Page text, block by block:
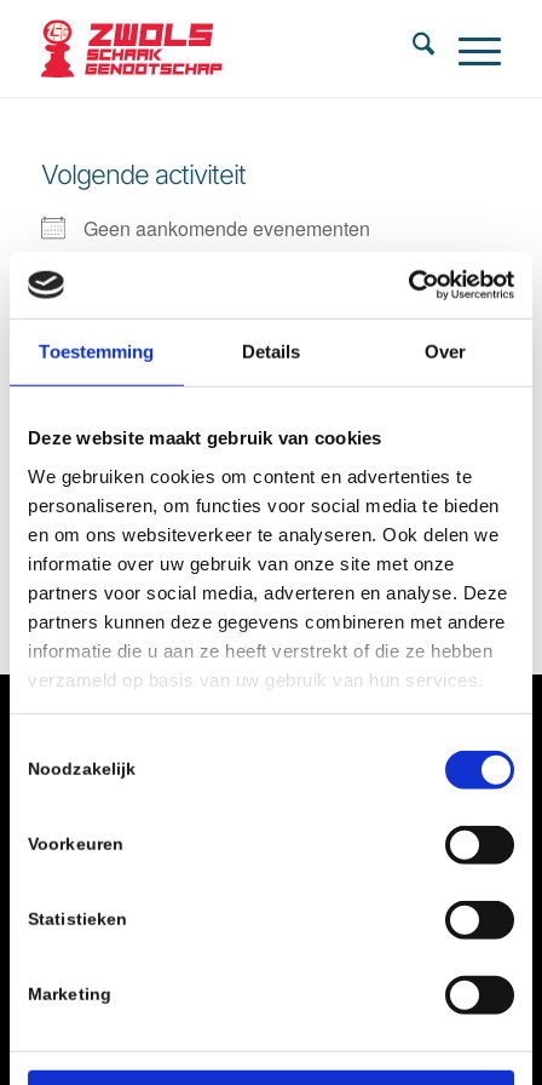
Toestemming Details Over
Deze website maakt gebruik van cookies
We gebruiken cookies om content en advertenties te
personaliseren, om functies voor social media te bieden
en om ons websiteverkeer te analyseren. Ook delen we
informatie over uw gebruik van onze site met onze
partners voor social media, adverteren en analyse. Deze
partners kunnen deze gegevens combineren met andere
informatie die u aan ze heeft verstrekt of die ze hebben
verzameld op basis van uw gebruik van hun services.
Noodzakelijk
Voorkeuren
Statistieken
Marketing
Volgende activiteit
Geen aankomende evenementen
Beschrijving
Aankomende evenementen
Geen evenementen in deze categorie
Radewijnsstraat 1